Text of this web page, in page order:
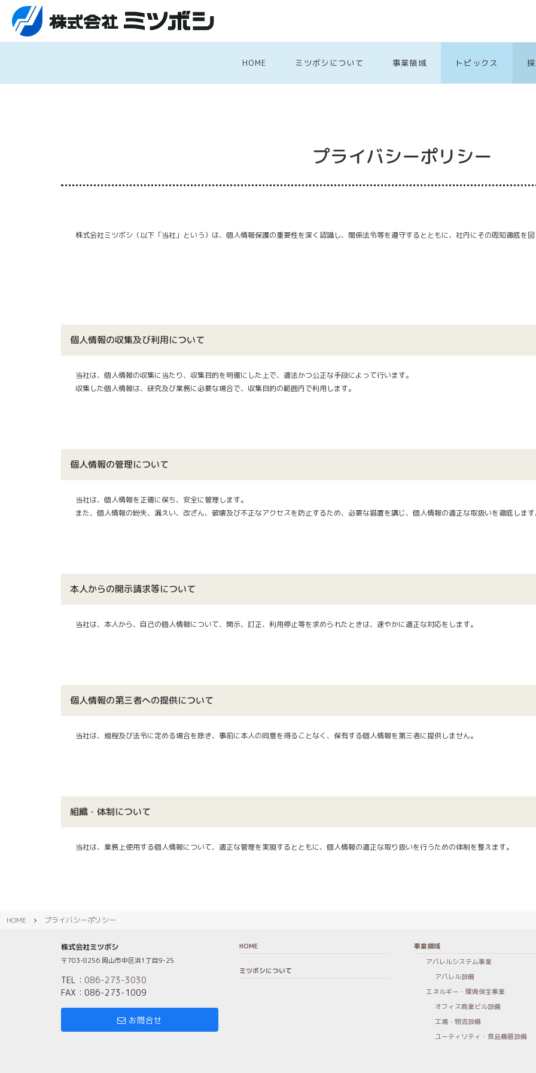
HOME ミツボシについて 事業領域 トピックス
プライバシーポリシー
株式会社ミツボシ（以下「当社」という）は、個人情報保護の重要性を深く認識し、関係法令等を遵守するとともに、社内にその周知徹底を
個人情報の収集及び利用について
当社は、個人情報の収集に当たり、収集目的を明確にした上で、適法かつ公正な手段によって行います。
収集した個人情報は、研究及び業務に必要な場合で、収集目的の範囲内で利用します。
個人情報の管理について
当社は、個人情報を正確に保ち、安全に管理します。
また、個人情報の紛失、漏えい、改ざん、破壊及び不正なアクセスを防止するため、必要な措置を講じ、個人情報の適正な取扱いを徹底しま
本人からの開示請求等について
当社は、本人から、自己の個人情報について、開示、訂正、利用停止等を求められたときは、速やかに適正な対応をします。
個人情報の第三者への提供について
当社は、規程及び法令に定める場合を除き、事前に本人の同意を得ることなく、保有する個人情報を第三者に提供しません。
組織・体制について
当社は、業務上使用する個人情報について、適正な管理を実現するとともに、個人情報の適正な取り扱いを行うための体制を整えます。
HOME プライバシーポリシー
株式会社ミツボシ
〒703-8256 岡山市中区浜1丁目9-25
TEL： 086-273-3030
FAX：086-273-1009
お問合せ
HOME
ミツボシについて
事業領域
アパレルシステム事業
アパレル設備
エネルギー・環境保全事業
オフィス商業ビル設備
工場・物流設備
ユーティリティ・食品機器設備